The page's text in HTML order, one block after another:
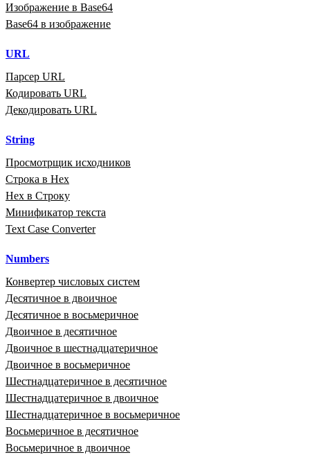
Изображение в Base64
Base64 в изображение
URL
Парсер URL
Кодировать URL
Декодировать URL
String
Просмотрщик исходников
Строка в Hex
Hex в Строку
Минификатор текста
Text Case Converter
Numbers
Конвертер числовых систем
Десятичное в двоичное
Десятичное в восьмеричное
Двоичное в десятичное
Двоичное в шестнадцатеричное
Двоичное в восьмеричное
Шестнадцатеричное в десятичное
Шестнадцатеричное в двоичное
Шестнадцатеричное в восьмеричное
Восьмеричное в десятичное
Восьмеричное в двоичное